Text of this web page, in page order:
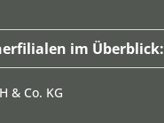
im Überblick:
& Co. KG